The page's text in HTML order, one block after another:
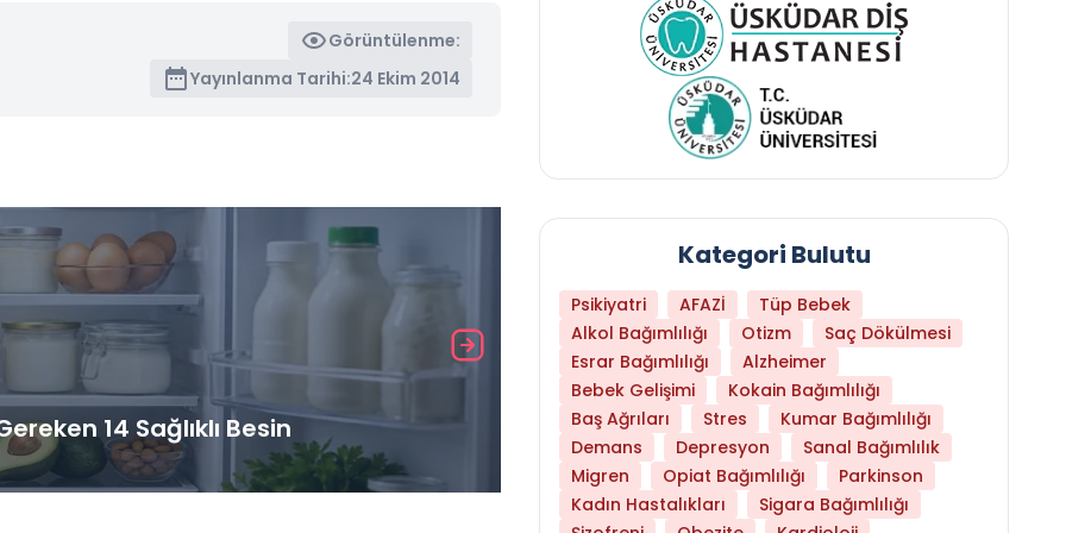
Görüntülenme:
Yayınlanma Tarihi:24 Ekim 2014
14 Sağlıklı Besin Hangi Yaşta Hangi Testi Yaptırmanız
Kategori Bulutu
Psikiyatri AFAZİ
Tüp Bebek
Alkol Bağımlılığı
Otizm
Saç Dökülmesi
Esrar Bağımlılığı
Alzheimer
Bebek Gelişimi
Kokain Bağımlılığı
Baş Ağrıları
Stres
Kumar Bağımlılığı
Demans
Depresyon
Sanal Bağımlılık
Migren
Opiat Bağımlılığı
Parkinson
Kadın Hastalıkları
Sigara Bağımlılığı